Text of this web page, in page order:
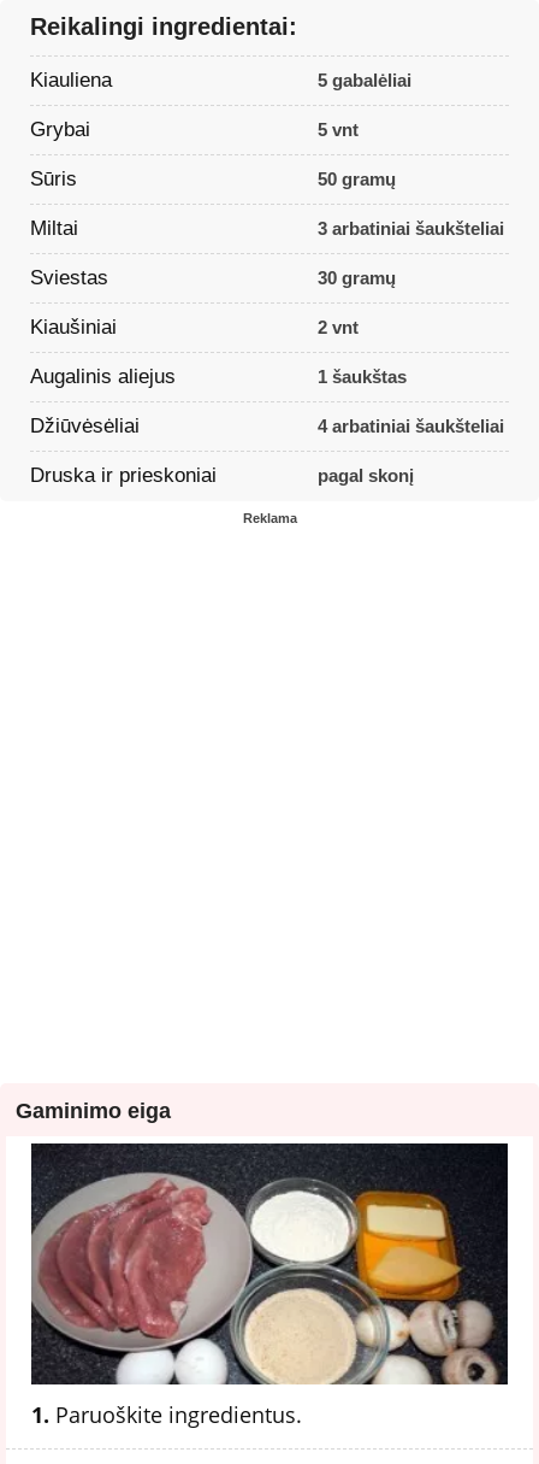
Reikalingi ingredientai:
Kiauliena 5 gabalėliai
Grybai 5 vnt
Sūris 50 gramų
Miltai 3 arbatiniai šaukšteliai
Sviestas 30 gramų
Kiaušiniai 2 vnt
Augalinis aliejus 1 šaukštas
Džiūvėsėliai 4 arbatiniai šaukšteliai
Druska ir prieskoniai pagal skonį
Reklama
Gaminimo eiga
1. Paruoškite ingredientus.